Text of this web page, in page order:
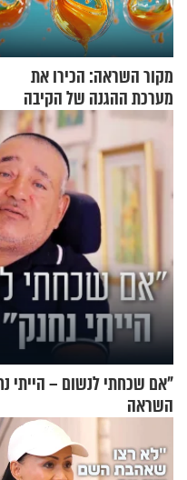
מקור השראה: הכירו את
מערכת ההגנה של הקיבה
"אם שכחתי לנשום – הייתי
השראה